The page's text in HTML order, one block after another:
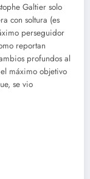
Galtier solo
con soltura (es
perseguidor
reportan
profundos al
máximo objetivo
se vio